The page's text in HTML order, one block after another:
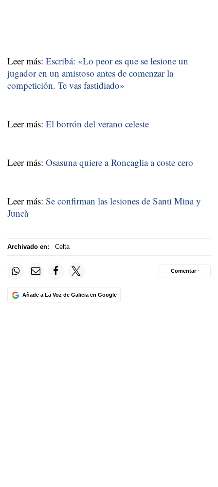
Leer más: Escribá: «Lo peor es que se lesione un
jugador en un amistoso antes de comenzar la
competición. Te vas fastidiado»
Leer más: El borrón del verano celeste
Leer más: Osasuna quiere a Roncaglia a coste cero
Leer más: Se confirman las lesiones de Santi Mina y
Juncà
Archivado en: Celta
Añade a La Voz de Galicia en Google
Comentar ·